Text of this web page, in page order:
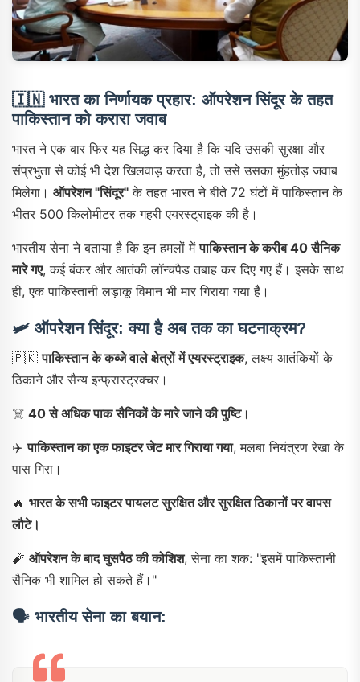
🇮🇳 भारत का निर्णायक प्रहार: ऑपरेशन सिंदूर के तहत
पाकिस्तान को करारा जवाब
भारत ने एक बार फिर यह सिद्ध कर दिया है कि यदि उसकी सुरक्षा और
संप्रभुता से कोई भी देश खिलवाड़ करता है, तो उसे उसका मुंहतोड़ जवाब
मिलेगा। ऑपरेशन "सिंदूर" के तहत भारत ने बीते 72 घंटों में पाकिस्तान के
भीतर 500 किलोमीटर तक गहरी एयरस्ट्राइक की है।
भारतीय सेना ने बताया है कि इन हमलों मेंपाकिस्तान के करीब 40 सैनिक
मारे गए, कई बंकर और आतंकी लॉन्चपैड तबाह कर दिए गए हैं। इसके साथ
ही, एक पाकिस्तानी लड़ाकू विमान भी मार गिराया गया है।
🛩️ ऑपरेशन सिंदूर: क्या है अब तक का घटनाक्रम?
🇵🇰पाकिस्तान के कब्जे वाले क्षेत्रों में एयरस्ट्राइक, लक्ष्य आतंकियों के
ठिकाने और सैन्य इन्फ्रास्ट्रक्चर।
☠️ 40 से अधिक पाक सैनिकों के मारे जाने की पुष्टि।
✈️पाकिस्तान का एक फाइटर जेट मार गिराया गया, मलबा नियंत्रण रेखा के
पास गिरा।
🔥 भारत के सभी फाइटर पायलट सुरक्षित और सुरक्षित ठिकानों पर वापस
लौटे।
🧨 ऑपरेशन के बाद घुसपैठ की कोशिश, सेना का शक: "इसमें पाकिस्तानी
सैनिक भी शामिल हो सकते हैं।"
🗣️ भारतीय सेना का बयान: